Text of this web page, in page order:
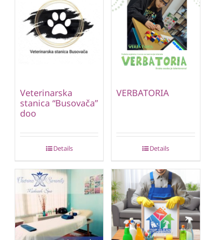
Veterinarska
stanica “Busovača”
doo
Details
VERBATORIA
Details